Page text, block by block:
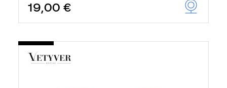
19,00 €